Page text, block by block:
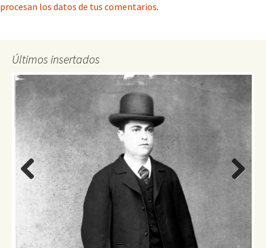
procesan los datos de tus comentarios.
Últimos insertados
Previo
us